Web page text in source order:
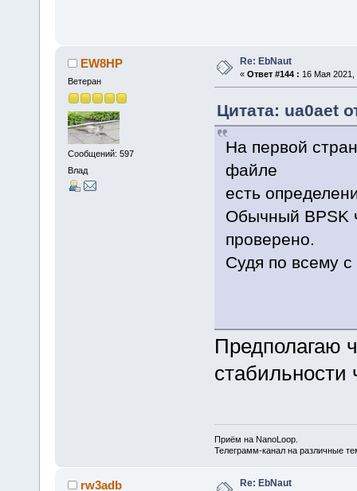
EW8HP
Ветеран
Сообщений: 597
Влад
Re: EbNaut
« Ответ #144 : 16 Мая 2021,
Цитата: ua0aet
На первой
файле
есть
Обычный BPSK
проверено.
Судя по всему
Предполагаю
стабильности
Приём на NanoLoop.
Телеграмм-канал на различные
rw3adb Re: EbNaut